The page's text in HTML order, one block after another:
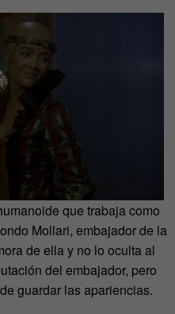
que trabaja como
Mollari, embajador de la
de ella y no lo oculta al
del embajador, pero
guardar las apariencias.